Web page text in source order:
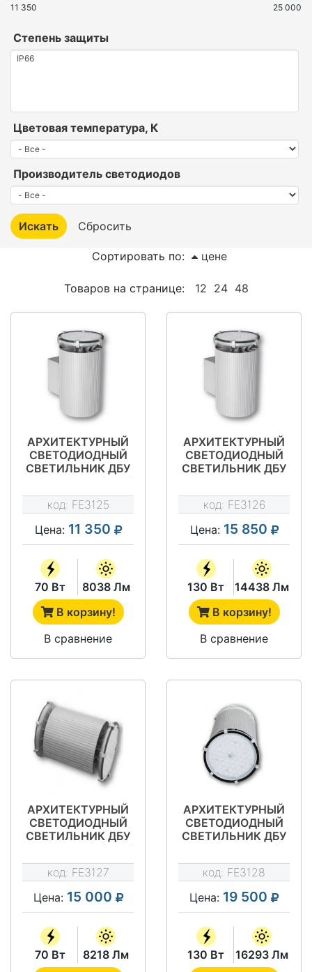
11 350 25 000
Степень защиты
Цветовая температура, К
Производитель светодиодов
Сортировать по: цене
Товаров на странице: 12 24 48
АРХИТЕКТУРНЫЙ
СВЕТОДИОДНЫЙ
СВЕТИЛЬНИК ДБУ
11-70-50-Г60/К40/
К15
код: FE3125
Цена: 11 350
70 Вт
8038 Лм
В корзину!
В сравнение
АРХИТЕКТУРНЫЙ
СВЕТОДИОДНЫЙ
СВЕТИЛЬНИК ДБУ
11-130-50-Г60/
К40/К15
код: FE3126
Цена: 15 850
130 Вт
14438 Лм
В корзину!
В сравнение
АРХИТЕКТУРНЫЙ
СВЕТОДИОДНЫЙ
СВЕТИЛЬНИК ДБУ
01-70-50-Г60/К40/
К15
код: FE3127
Цена: 15 000
70 Вт 8218 Лм
АРХИТЕКТУРНЫЙ
СВЕТОДИОДНЫЙ
СВЕТИЛЬНИК ДБУ
01-130-50-Г60/
К40/К15
код: FE3128
Цена: 19 500
130 Вт 16293 Лм